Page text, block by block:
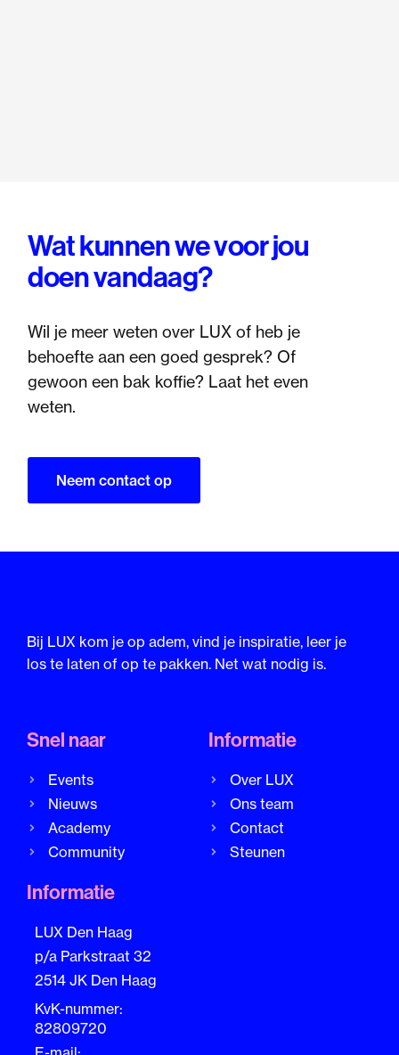
Wat kunnen we voor jou
doen vandaag?
Wil je meer weten over LUX of heb je
behoefte aan een goed gesprek? Of
gewoon een bak koffie? Laat het even
weten.
Neem contact op
Bij LUX kom je op adem, vind je inspiratie, leer je
los te laten of op te pakken. Net wat nodig is.
Snel naar
Events
Nieuws
Academy
Community
Informatie
Over LUX
Ons team
Contact
Steunen
Informatie
LUX Den Haag
p/a Parkstraat 32
2514 JK Den Haag
KvK-nummer:
82809720